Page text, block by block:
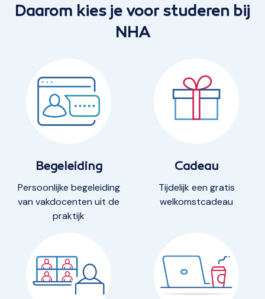
pittige cursus, waar je
voldoende tijd in moet
steken."
Daarom kies je voor studeren bij
NHA
Begeleiding
Persoonlijke begeleiding
van vakdocenten uit de
praktijk
Cadeau
Tijdelijk een gratis
welkomstcadeau